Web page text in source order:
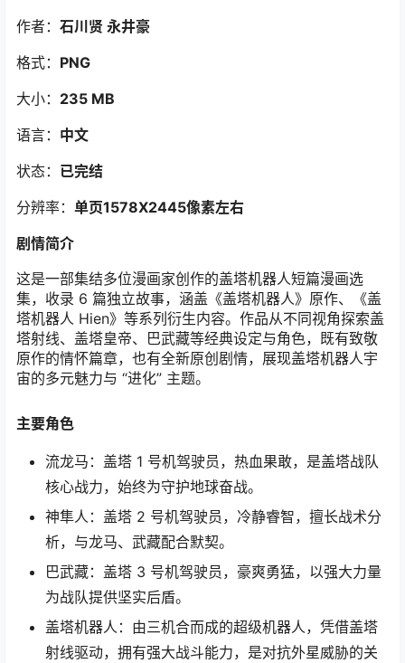
作者： 石川贤 永井豪
格式： PNG
大小： 235 MB
语言： 中文
状态： 已完结
分辨率： 单页1578X2445像素左右
剧情简介
这是一部集结多位漫画家创作的盖塔机器人短篇漫画选
集，收录 6 篇独立故事，涵盖《盖塔机器人》原作、《盖
塔机器人 Hien》等系列衍生内容。作品从不同视角探索盖
塔射线、盖塔皇帝、巴武藏等经典设定与角色，既有致敬
原作的情怀篇章，也有全新原创剧情，展现盖塔机器人宇
宙的多元魅力与 “进化” 主题。
主要角色
流龙马：盖塔 1 号机驾驶员，热血果敢，是盖塔战队
核心战力，始终为守护地球奋战。
神隼人：盖塔 2 号机驾驶员，冷静睿智，擅长战术分
析，与龙马、武藏配合默契。
巴武藏：盖塔 3 号机驾驶员，豪爽勇猛，以强大力量
为战队提供坚实后盾。
盖塔机器人：由三机合而成的超级机器人，凭借盖塔
射线驱动，拥有强大战斗能力，是对抗外星威胁的关